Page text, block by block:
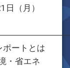
月）
ポートとは
・省エネ